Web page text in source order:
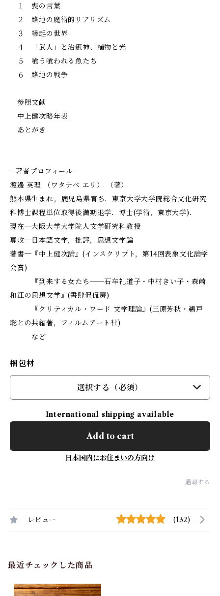
１ 喪の言葉
２ 路地の魔術的リアリズム
３ 縁起の世界
４ 「武人」と治癒神、植物と光
５ 喰う喰われる魚たち
６ 路地の戦争
参照文献
中上健次略年表
あとがき
- 著者プロフィール -
渡邊 英理 （ワタナベ エリ） （著）
熊本県生まれ，鹿児島県育ち．東京大学大学院総合文化研究
科博士課程単位取得後満期退学．博士(学術，東京大学)．
現在─大阪大学大学院人文学研究科教授
専攻─日本語文学，批評，思想文学論
著書─『中上健次論』(インスクリプト，第14回表象文化論学
会賞)
『到来する女たち──石牟礼道子・中村きい子・森崎
和江の思想文学』(書肆侃侃房)
『クリティカル・ワード 文学理論』(三原芳秋・鵜戸
聡との共編著，フィルムアート社)
など
梱包材
選択する（必須）
International shipping available
Add to cart
日本国内にお住まいの方向け
通報する
レビュー (132)
最近チェックした商品